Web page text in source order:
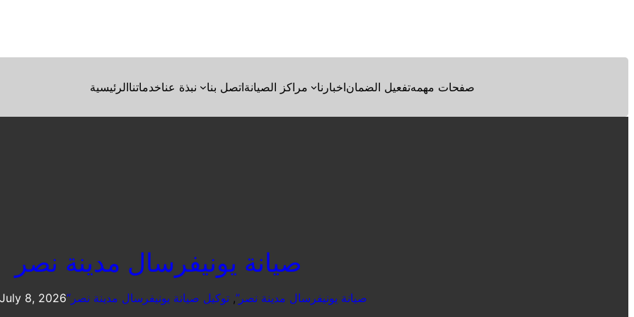
الرئيسيةخدماتنانبذة عنا اتصل بنامراكز الصيانة اخبارناتفعيل الضمانصفحات مهمه
صيانة يونيفرسال مدينة نصر
July 8, 2026 “صيانة يونيفرسال مدينة نصر”, توكيل صيانة يونيفرسال مدينة نصر